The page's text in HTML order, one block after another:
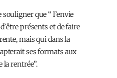
que “ l’envie
présents et de faire
mais qui dans la
ses formats aux
rentrée”.